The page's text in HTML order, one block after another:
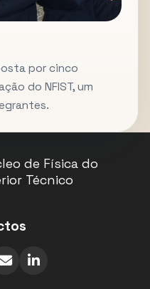
por cinco
do NFIST, um
de Física do
Técnico